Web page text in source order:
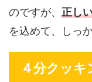
のですが、 正し
を込めて、しっ
４分クッキ